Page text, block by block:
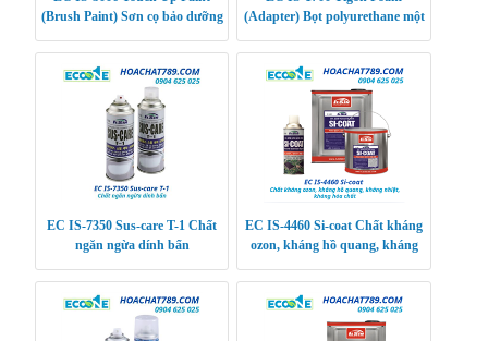
(Brush Paint) Sơn cọ bảo dưỡng
(Adapter) Bọt polyurethane một
nhiệt, giữ nhiệt,
EC IS-7350 Sus-care T-1 Chất
ngăn ngừa dính bẩn
EC IS-4460 Si-coat Chất kháng
ozon, kháng hồ quang, kháng